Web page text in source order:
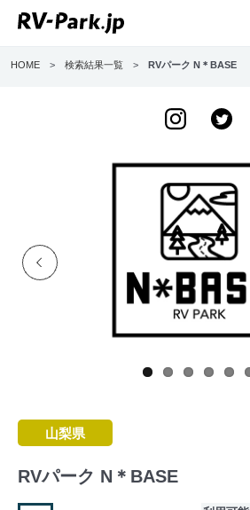
HOME > 検索結果一覧 > RVパーク N＊BASE
山梨県
RVパーク N＊BASE